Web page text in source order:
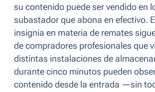
su contenido puede ser vendido en
subastador que abona en efectivo.
insignia en materia de remates
de compradores profesionales que
distintas instalaciones de
durante cinco minutos pueden
contenido desde la entrada —sin